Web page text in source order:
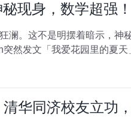
现身，数学超强！
澜。这不是明摆着暗示，神
然发文「我爱花园里的夏天
华同济校友立功